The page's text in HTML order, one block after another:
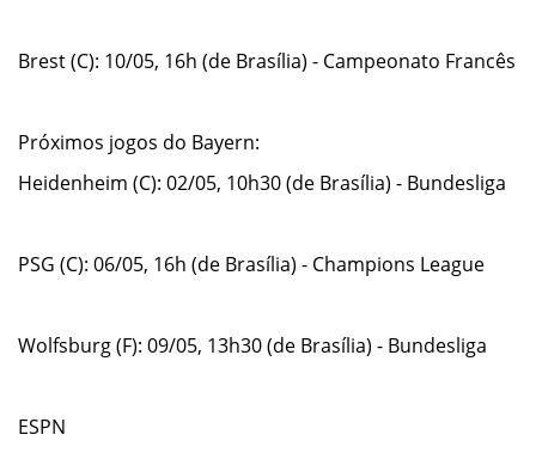
Brest (C): 10/05, 16h (de Brasília) - Campeonato Francês
Próximos jogos do Bayern:
Heidenheim (C): 02/05, 10h30 (de Brasília) - Bundesliga
PSG (C): 06/05, 16h (de Brasília) - Champions League
Wolfsburg (F): 09/05, 13h30 (de Brasília) - Bundesliga
ESPN